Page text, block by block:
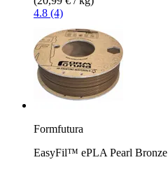
4.8 (4)
Formfutura
EasyFil™ ePLA Pearl Bronze